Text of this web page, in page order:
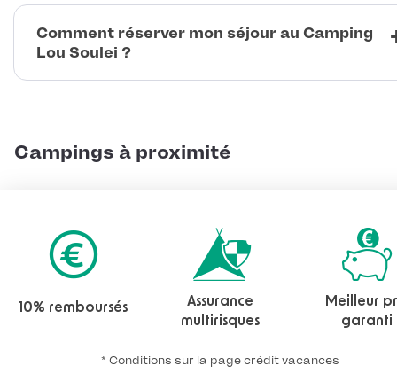
Comment réserver mon séjour au Camping
Lou Soulei ?
Campings à proximité
10% remboursés
Assurance
multirisques
Meilleur
garanti
* Conditions sur la page crédit vacances